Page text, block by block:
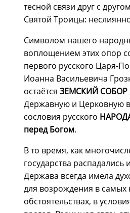
тесной связи друг с
Святой Троицы:
Символом нашего
воплощением этих опор
первого русского Царя-
Иоанна Васильевича
остаётся ЗЕМСКИЙ СОБОР
Державную и Церковную
сословия русского
перед Богом.
В то время, как
государства распадались
Держава всегда имела
для возрождения в самых
обстоятельствах, в